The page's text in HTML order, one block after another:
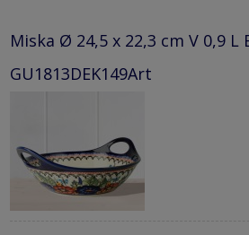
Miska Ø 24,5 x 22,3 cm V 0,9 L
GU1813DEK149Art